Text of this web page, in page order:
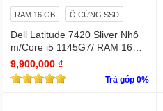
RAM 16 GB Ổ CỨNG SSD
Dell Latitude 7420 Sliver Nhô
m/Core i5 1145G7/ RAM 16Gb/
SSD Nvme 512Gb/LCD 14' FH
D 1920 x 1080/ Like new / WIN
bản quyền
9,900,000 ₫
Trả góp 0%